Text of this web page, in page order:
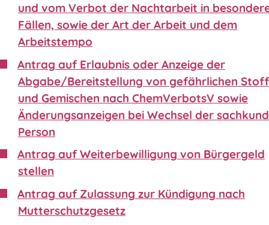
und vom Verbot der Nachtarbeit in
Fällen, sowie der Art der Arbeit und dem
Arbeitstempo
Antrag auf Erlaubnis oder Anzeige der
Abgabe/Bereitstellung von gefährlichen
und Gemischen nach ChemVerbotsV sowie
Änderungsanzeigen bei Wechsel der
Person
Antrag auf Weiterbewilligung von Bürgergeld
stellen
Antrag auf Zulassung zur Kündigung nach
Mutterschutzgesetz